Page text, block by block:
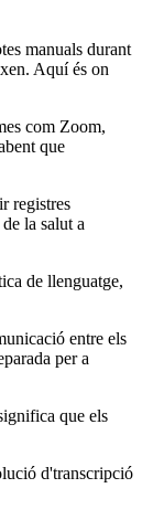
manuals durant
Aquí és on
com Zoom,
que
registres
la salut a
de llenguatge,
entre els
per a
que els
d'transcripció